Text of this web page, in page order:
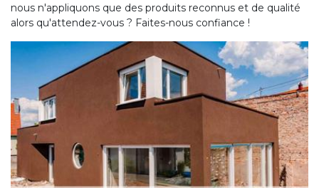
nous n'appliquons que des produits reconnus et de qualité
alors qu'attendez-vous ? Faites-nous confiance !